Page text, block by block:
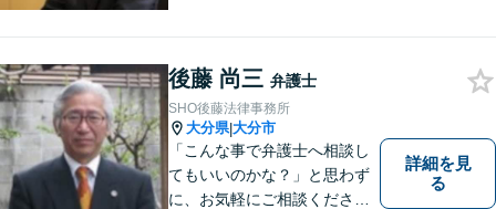
後藤 尚三 弁護士
SHO後藤法律事務所
大分県|大分市
「こんな事で弁護士へ相談し
てもいいのかな？」と思わず
に、お気軽にご相談くださ
詳細を見
る